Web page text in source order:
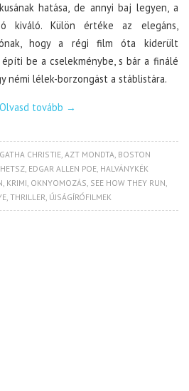
hatása, de annyi baj legyen, a
kiváló. Külön értéke az elegáns,
hogy a régi film óta kiderült
be a cselekménybe, s bár a finálé
némi lélek-borzongást a stáblistára.
Olvasd tovább →
CHRISTIE,AZT MONDTA, BOSTON
, EDGAR ALLEN POE, HALVÁNYKÉK
, KRIMI, OKNYOMOZÁS, SEE HOW THEY RUN,
,THRILLER, ÚJSÁGÍRÓFILMEK